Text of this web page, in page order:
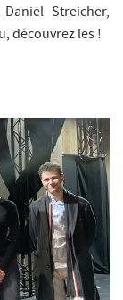
Streicher,
découvrez les !